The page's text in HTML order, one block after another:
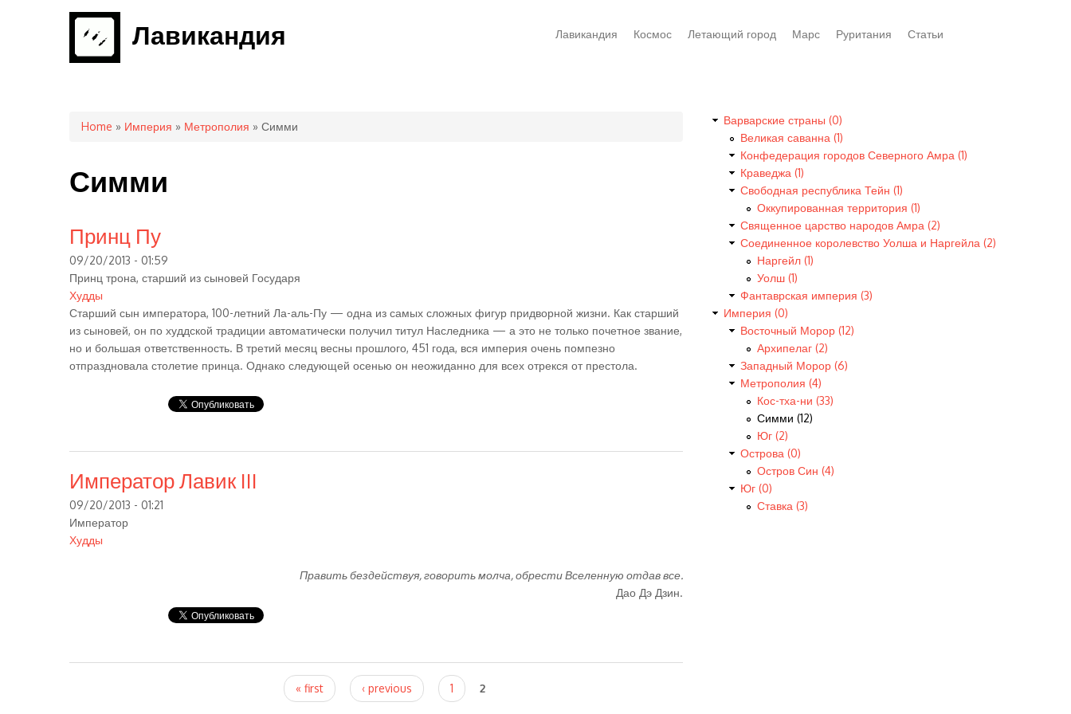
Лавикандия Лавикандия Космос Летающий город Марс Руритания Статьи
You are here
Home » Империя » Метрополия » Симми
Симми
Принц Пу
09/20/2013 - 01:59
Принц трона, старший из сыновей Государя
Худды
Старший сын императора, 100-летний Ла-аль-Пу — одна из самых сложных фигур придворной жизни. Как старший
из сыновей, он по худдской традиции автоматически получил титул Наследника — а это не только почетное звание,
но и большая ответственность. В третий месяц весны прошлого, 451 года, вся империя очень помпезно
отпраздновала столетие принца. Однако следующей осенью он неожиданно для всех отрекся от престола.
Император Лавик III
09/20/2013 - 01:21
Император
Худды
Править бездействуя, говорить молча, обрести Вселенную отдав все.
Дао Дэ Дзин.
« first ‹ previous 1 2
Варварские страны (0)
Великая саванна (1)
Конфедерация городов Северного Амра (1)
Краведжа (1)
Свободная республика Тейн (1)
Оккупированная территория (1)
Священное царство народов Амра (2)
Соединенное королевство Уолша и Наргейла (2)
Наргейл (1)
Уолш (1)
Фантаврская империя (3)
Империя (0)
Восточный Морор (12)
Архипелаг (2)
Западный Морор (6)
Метрополия (4)
Кос-тха-ни (33)
Симми (12)
Юг (2)
Острова (0)
Остров Син (4)
Юг (0)
Ставка (3)